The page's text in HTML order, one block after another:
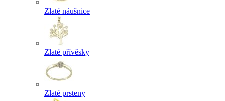
Zlaté náušnice
Zlaté přívěsky
Zlaté prsteny